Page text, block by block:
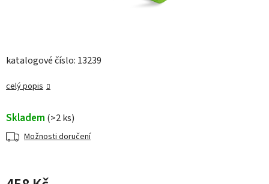
katalogové číslo: 13239
celý popis
Skladem (>2 ks)
Možnosti doručení